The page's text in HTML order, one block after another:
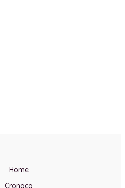
Home
Cronaca